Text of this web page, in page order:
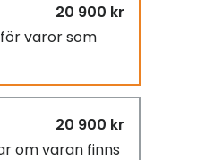
20 900 kr
varor som
20 900 kr
om varan finns